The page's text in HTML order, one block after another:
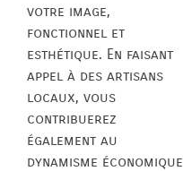
votre image,
fonctionnel et
esthétique. En faisant
appel à des artisans
locaux, vous
contribuerez
également au
dynamisme économique